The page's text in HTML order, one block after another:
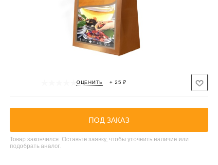
ОЦЕНИТЬ + 25 ₽
ПОД ЗАКАЗ
Товар закончился. Оставьте заявку, чтобы уточнить наличие или
подобрать аналог.